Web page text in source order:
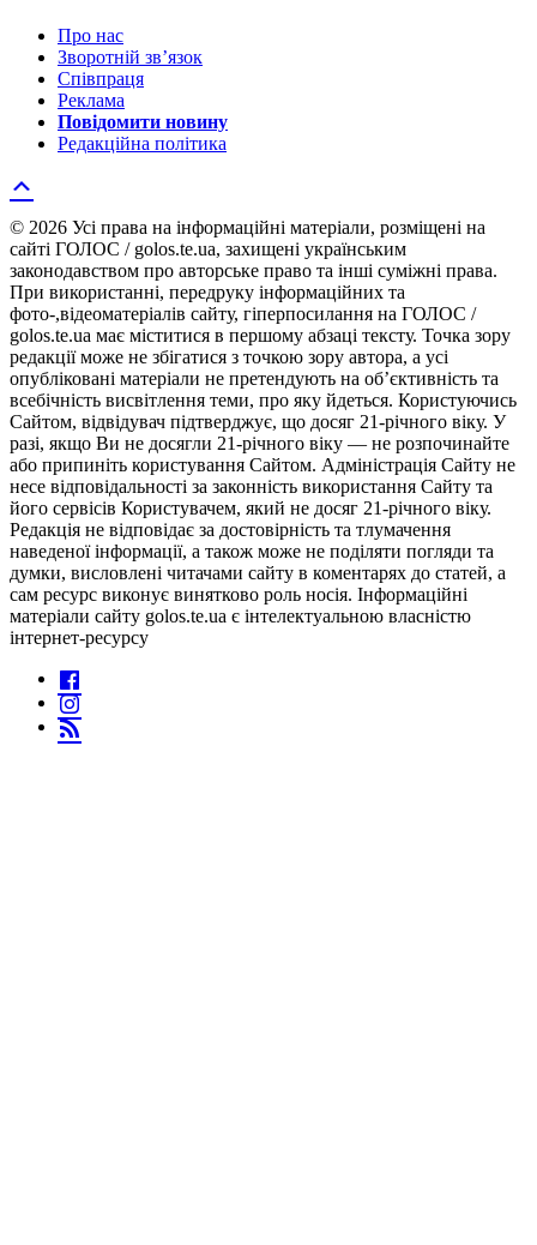
Про нас
Зворотній зв’язок
Співпраця
Реклама
Повідомити новину
Редакційна політика
© 2026 Усі права на інформаційні матеріали, розміщені на
сайті ГОЛОС / golos.te.ua, захищені українським
законодавством про авторське право та інші суміжні права.
При використанні, передруку інформаційних та
фото-,відеоматеріалів сайту, гіперпосилання на ГОЛОС /
golos.te.ua має міститися в першому абзаці тексту. Точка зору
редакції може не збігатися з точкою зору автора, а усі
опубліковані матеріали не претендують на об’єктивність та
всебічність висвітлення теми, про яку йдеться. Користуючись
Сайтом, відвідувач підтверджує, що досяг 21-річного віку. У
разі, якщо Ви не досягли 21-річного віку — не розпочинайте
або припиніть користування Сайтом. Адміністрація Сайту не
несе відповідальності за законність використання Сайту та
його сервісів Користувачем, який не досяг 21-річного віку.
Редакція не відповідає за достовірність та тлумачення
наведеної інформації, а також може не поділяти погляди та
думки, висловлені читачами сайту в коментарях до статей, а
сам ресурс виконує винятково роль носія. Інформаційні
матеріали сайту golos.te.ua є інтелектуальною власністю
інтернет-ресурсу